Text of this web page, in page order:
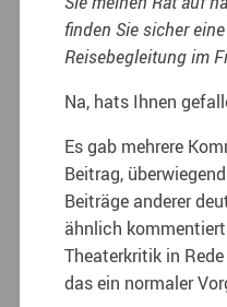
finden Sie sicher
Reisebegleitung im
Na, hats Ihnen
Es gab mehrere
Beitrag,
Beiträge anderer
ähnlich
Theaterkritik in
das ein normaler